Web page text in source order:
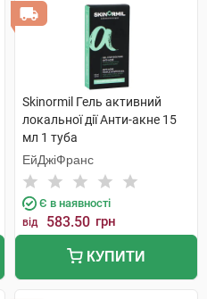
Skinormil Гель активний
локальної дії Анти-акне 15
мл 1 туба
ЕйДжіФранс
Є в наявності
від 583.50 грн
КУПИТИ